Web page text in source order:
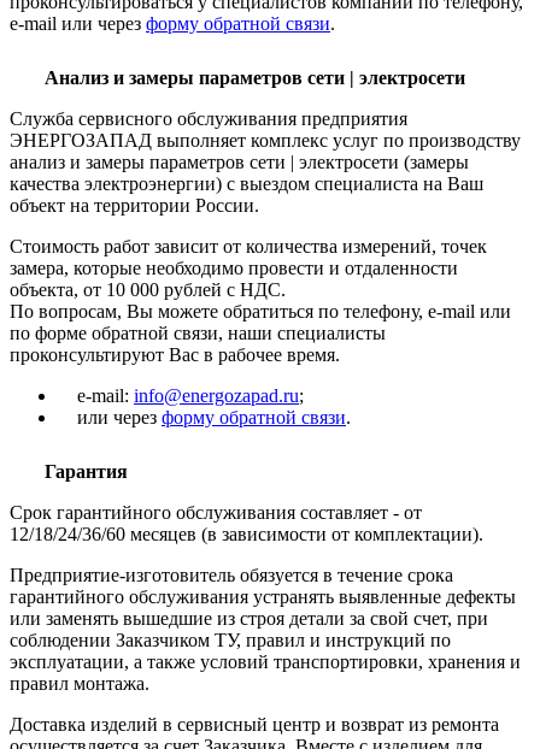
e-mail или через форму обратной связи.
Анализ и замеры параметров сети | электросети
Служба сервисного обслуживания предприятия
ЭНЕРГОЗАПАД выполняет комплекс услуг по производству
анализ и замеры параметров сети | электросети (замеры
качества электроэнергии) с выездом специалиста на Ваш
объект на территории России.
Стоимость работ зависит от количества измерений, точек
замера, которые необходимо провести и отдаленности
объекта, от 10 000 рублей с НДС.
По вопросам, Вы можете обратиться по телефону, e-mail или
по форме обратной связи, наши специалисты
проконсультируют Вас в рабочее время.
e-mail: info@energozapad.ru;
или через форму обратной связи.
Гарантия
Срок гарантийного обслуживания составляет - от
12/18/24/36/60 месяцев (в зависимости от комплектации).
Предприятие-изготовитель обязуется в течение срока
гарантийного обслуживания устранять выявленные дефекты
или заменять вышедшие из строя детали за свой счет, при
соблюдении Заказчиком ТУ, правил и инструкций по
эксплуатации, а также условий транспортировки, хранения и
правил монтажа.
Доставка изделий в сервисный центр и возврат из ремонта